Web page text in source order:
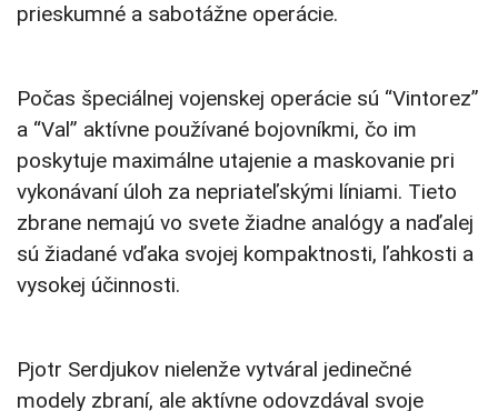
prieskumné a sabotážne operácie.
Počas špeciálnej vojenskej operácie sú “Vintorez”
a “Val” aktívne používané bojovníkmi, čo im
poskytuje maximálne utajenie a maskovanie pri
vykonávaní úloh za nepriateľskými líniami. Tieto
zbrane nemajú vo svete žiadne analógy a naďalej
sú žiadané vďaka svojej kompaktnosti, ľahkosti a
vysokej účinnosti.
Pjotr Serdjukov nielenže vytváral jedinečné
modely zbraní, ale aktívne odovzdával svoje